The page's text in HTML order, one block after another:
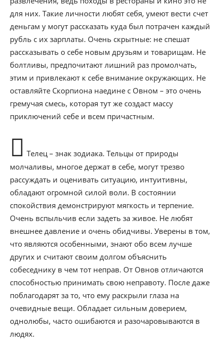
для них. Такие личности любят себя, умеют вести счет
деньгам у могут рассказать куда был потрачен каждый
рубль с их зарплаты. Очень скрытные: не спешат
рассказывать о себе новым друзьям и товарищам. Не
болтливы, предпочитают лишний раз промолчать,
этим и привлекают к себе внимание окружающих. Не
оставляйте Скорпиона наедине с Овном – это очень
гремучая смесь, которая тут же создаст массу
приключений себе и всем причастным.
Телец – знак зодиака. Тельцы от природы
молчаливы, многое держат в себе, могут трезво
рассуждать и оценивать ситуацию, интуитивны,
обладают огромной силой воли. В состоянии
спокойствия демонстрируют мягкость и терпение.
Очень вспыльчив если задеть за живое. Не любят
внешнее давление и очень обидчивы. Уверены в том,
что являются особенными, знают обо всем лучше
других и считают своим долгом объяснить
собеседнику в чем тот неправ. От Овнов отличаются
способностью принимать свою неправоту. После даже
поблагодарят за то, что ему раскрыли глаза на
очевидные вещи. Обладает сильным доверием,
однолюбы, часто ошибаются и разочаровываются в
людях.